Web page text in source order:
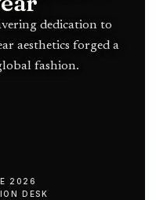
dedication to
aesthetics forged a
fashion.
2026
DESK